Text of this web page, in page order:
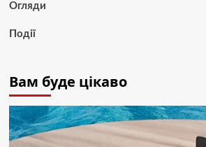
Огляди
Події
Вам буде цікаво